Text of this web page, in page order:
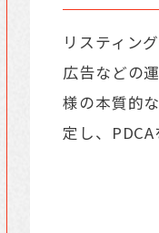
リスティン
広告などの
様の本質的
定し、PDCA